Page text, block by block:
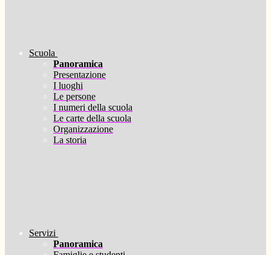
Scuola
Panoramica
Presentazione
I luoghi
Le persone
I numeri della scuola
Le carte della scuola
Organizzazione
La storia
Servizi
Panoramica